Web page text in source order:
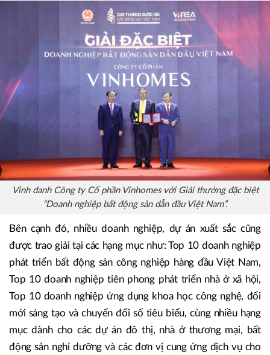
Hạng mục Top 10 doanh nghiệp bất động sản triển vọng
nhất Việt Nam ghi nhận sự góp mặt của các doanh nghiệp
như: Taseco Land, T&T Homes, Khải Hoàn Land, GP.Invest,
Kim Oanh Group và MEYLAND.
Vinh danh Công ty Cổ phần Vinhomes với Giải thưởng đặc biệt
“Doanh nghiệp bất động sản dẫn đầu Việt Nam”.
Bên cạnh đó, nhiều doanh nghiệp, dự án xuất sắc cũng
được trao giải tại các hạng mục như: Top 10 doanh nghiệp
phát triển bất động sản công nghiệp hàng đầu Việt Nam,